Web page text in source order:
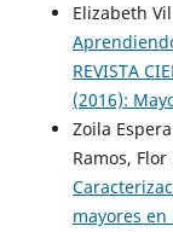
Elizabeth
REVISTA
(2016):
Zoila
Ramos,
mayores